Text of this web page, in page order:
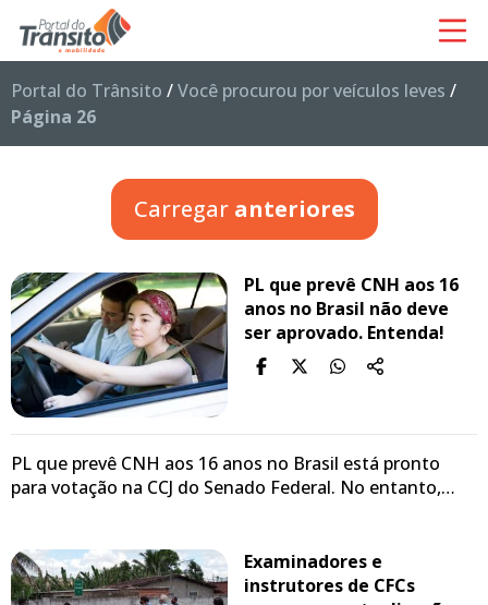
Portal do Trânsito /Você procurou por veículos leves /
Página 26
Carregar anteriores
PL que prevê CNH aos 16
anos no Brasil não deve
ser aprovado. Entenda!
PL que prevê CNH aos 16 anos no Brasil está pronto
para votação na CCJ do Senado Federal. No entanto,…
Examinadores e
instrutores de CFCs